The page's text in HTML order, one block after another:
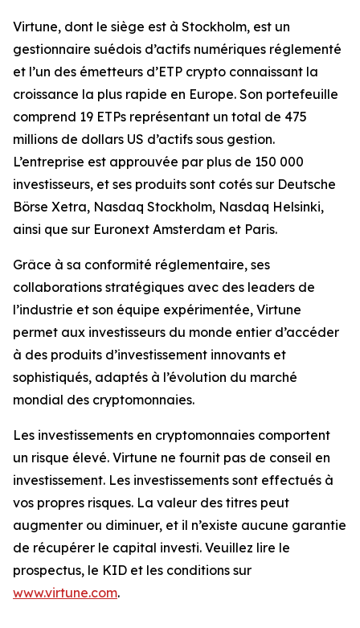
Virtune, dont le siège est à Stockholm, est un
gestionnaire suédois d’actifs numériques réglementé
et l’un des émetteurs d’ETP crypto connaissant la
croissance la plus rapide en Europe. Son portefeuille
comprend 19 ETPs représentant un total de 475
millions de dollars US d’actifs sous gestion.
L’entreprise est approuvée par plus de 150 000
investisseurs, et ses produits sont cotés sur Deutsche
Börse Xetra, Nasdaq Stockholm, Nasdaq Helsinki,
ainsi que sur Euronext Amsterdam et Paris.
Grâce à sa conformité réglementaire, ses
collaborations stratégiques avec des leaders de
l’industrie et son équipe expérimentée, Virtune
permet aux investisseurs du monde entier d’accéder
à des produits d’investissement innovants et
sophistiqués, adaptés à l’évolution du marché
mondial des cryptomonnaies.
Les investissements en cryptomonnaies comportent
un risque élevé. Virtune ne fournit pas de conseil en
investissement. Les investissements sont effectués à
vos propres risques. La valeur des titres peut
augmenter ou diminuer, et il n’existe aucune garantie
de récupérer le capital investi. Veuillez lire le
prospectus, le KID et les conditions sur
www.virtune.com.